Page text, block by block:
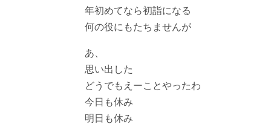
年初めてなら初詣になる
何の役にもたちませんが
あ、
思い出した
どうでもえーことやったわ
今日も休み
明日も休み